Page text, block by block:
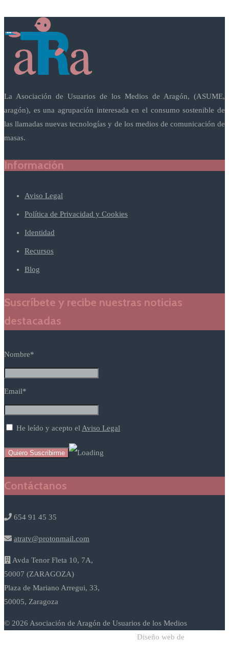
La Asociación de Usuarios de los Medios de Aragón, (ASUME,
aragón), es una agrupación interesada en el consumo sostenible de
las llamadas nuevas tecnologías y de los medios de comunicación de
masas.
Información
Aviso Legal
Política de Privacidad y Cookies
Identidad
Recursos
Blog
Suscríbete y recibe nuestras noticias
destacadas
Nombre*
Email*
He leído y acepto elAviso Legal
Contáctanos
654 91 45 35
atratv@protonmail.com
Avda Tenor Fleta 10, 7A,
50007 (ZARAGOZA)
Plaza de Mariano Arregui, 33,
50005, Zaragoza
© 2026 Asociación de Aragón de Usuarios de los Medios
Diseño web de